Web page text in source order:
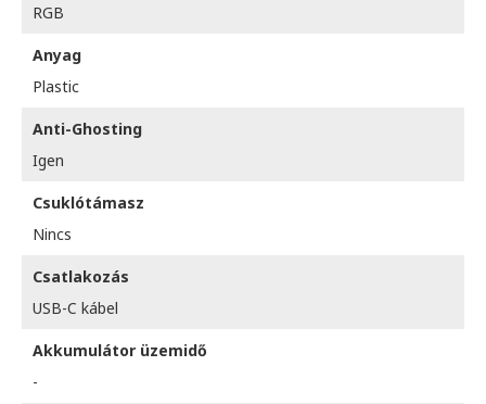
RGB
Anyag
Plastic
Anti-Ghosting
Igen
Csuklótámasz
Nincs
Csatlakozás
USB-C kábel
Akkumulátor üzemidő
-